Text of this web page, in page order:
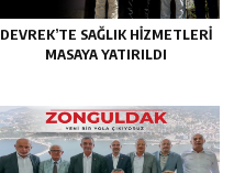
DEVREK’TE SAĞLIK HIZMETLERI
MASAYA YATIRILDI